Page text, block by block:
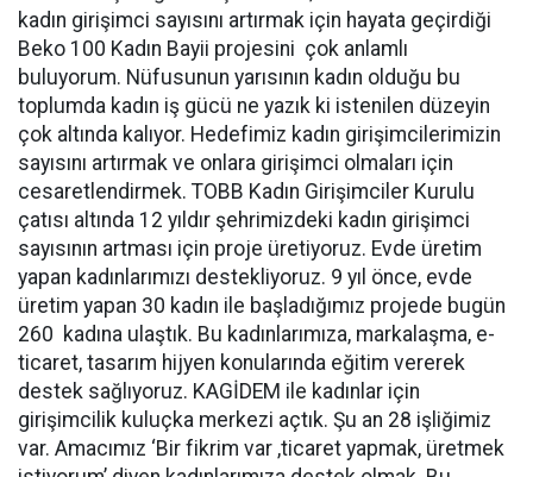
kadın girişimci sayısını artırmak için hayata geçirdiği
Beko 100 Kadın Bayii projesini çok anlamlı
buluyorum. Nüfusunun yarısının kadın olduğu bu
toplumda kadın iş gücü ne yazık ki istenilen düzeyin
çok altında kalıyor. Hedefimiz kadın girişimcilerimizin
sayısını artırmak ve onlara girişimci olmaları için
cesaretlendirmek. TOBB Kadın Girişimciler Kurulu
çatısı altında 12 yıldır şehrimizdeki kadın girişimci
sayısının artması için proje üretiyoruz. Evde üretim
yapan kadınlarımızı destekliyoruz. 9 yıl önce, evde
üretim yapan 30 kadın ile başladığımız projede bugün
260 kadına ulaştık. Bu kadınlarımıza, markalaşma, e-
ticaret, tasarım hijyen konularında eğitim vererek
destek sağlıyoruz. KAGİDEM ile kadınlar için
girişimcilik kuluçka merkezi açtık. Şu an 28 işliğimiz
var. Amacımız ‘Bir fikrim var ,ticaret yapmak, üretmek